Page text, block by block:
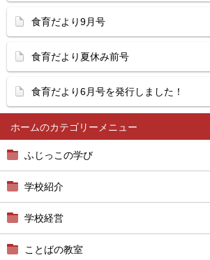
ホーム
ふじっこの学び
学校紹介
学校経営
ことばの教室
食育だより9月号
食育だより夏休み前号
食育だより6月号を発行しました！